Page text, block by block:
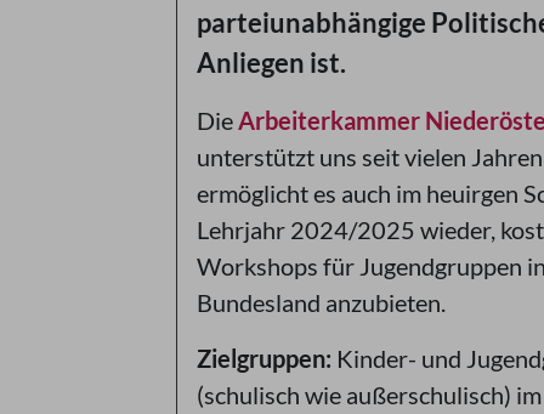
parteiunabhängige
Anliegen ist.
Die Arbeiterkammer
unterstützt uns seit vielen
ermöglicht es auch im heuirgen
Lehrjahr 2024/2025 wieder,
Workshops für Jugendgruppen
Bundesland anzubieten.
Zielgruppen: Kinder- und
(schulisch wie außerschulisch)